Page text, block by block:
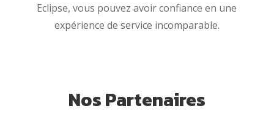
Eclipse, vous pouvez avoir confiance en une
expérience de service incomparable.
Nos Partenaires